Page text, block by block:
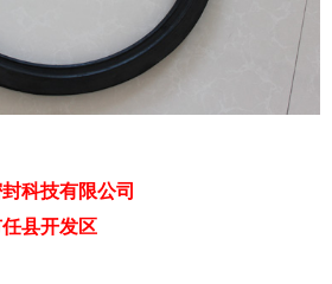
科技有限公司
县开发区